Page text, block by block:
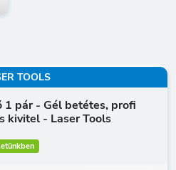
TOOLS
1 pár - Gél betétes, profi
kivitel - Laser Tools